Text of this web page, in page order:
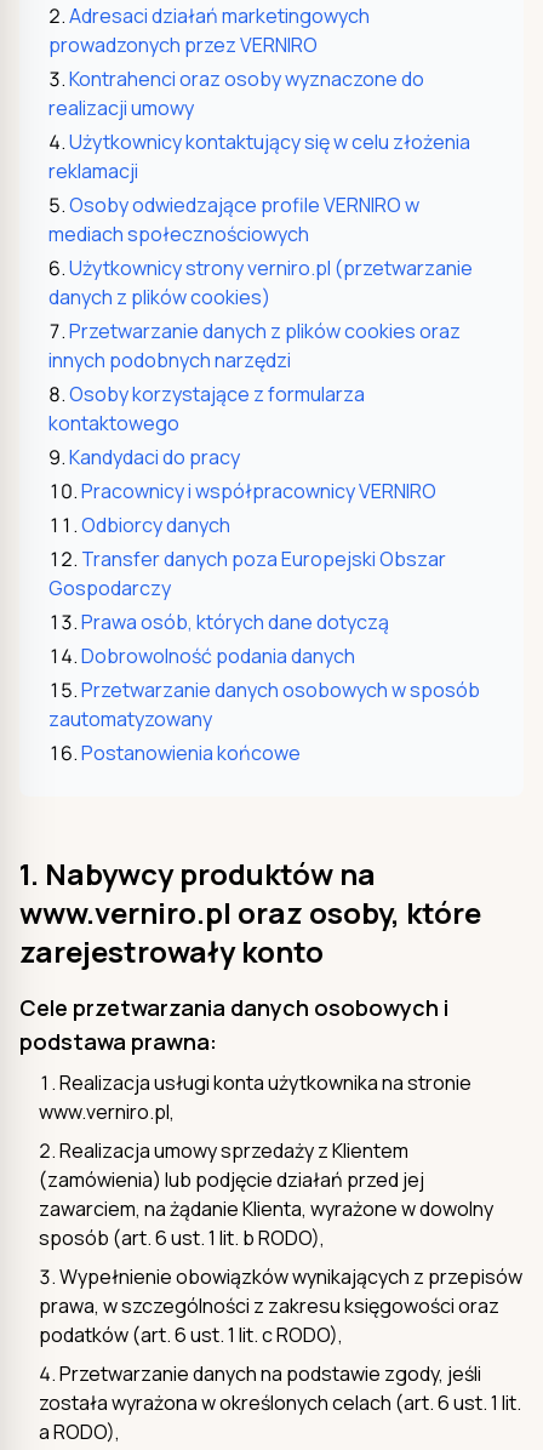
Adresaci działań marketingowych
prowadzonych przez VERNIRO
Kontrahenci oraz osoby wyznaczone do
realizacji umowy
Użytkownicy kontaktujący się w celu złożenia
reklamacji
Osoby odwiedzające profile VERNIRO w
mediach społecznościowych
Użytkownicy strony verniro.pl (przetwarzanie
danych z plików cookies)
Przetwarzanie danych z plików cookies oraz
innych podobnych narzędzi
Osoby korzystające z formularza
kontaktowego
Kandydaci do pracy
Pracownicy i współpracownicy VERNIRO
Odbiorcy danych
Transfer danych poza Europejski Obszar
Gospodarczy
Prawa osób, których dane dotyczą
Dobrowolność podania danych
Przetwarzanie danych osobowych w sposób
zautomatyzowany
Postanowienia końcowe
1. Nabywcy produktów na
www.verniro.pl oraz osoby, które
zarejestrowały konto
Cele przetwarzania danych osobowych i
podstawa prawna:
Realizacja usługi konta użytkownika na stronie
www.verniro.pl,
Realizacja umowy sprzedaży z Klientem
(zamówienia) lub podjęcie działań przed jej
zawarciem, na żądanie Klienta, wyrażone w dowolny
sposób (art. 6 ust. 1 lit. b RODO),
Wypełnienie obowiązków wynikających z przepisów
prawa, w szczególności z zakresu księgowości oraz
podatków (art. 6 ust. 1 lit. c RODO),
Przetwarzanie danych na podstawie zgody, jeśli
została wyrażona w określonych celach (art. 6 ust. 1 lit.
a RODO),